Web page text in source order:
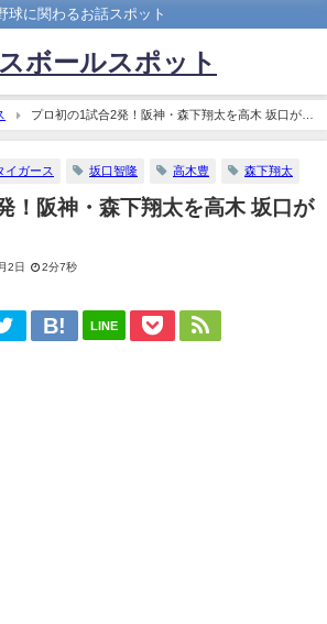
球に関わるお話スポット
ボールスポット
プロ初の1試合2発！阪神・森下翔太を高木 坂口が語
イガース 坂口智隆 高木豊 森下翔太
！阪神・森下翔太を高木 坂口が
2日 2分7秒
LINE